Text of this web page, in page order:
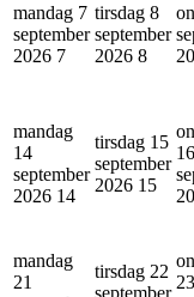
mandag 7
september
2026 7
tirsdag 8
september
2026 8
mandag
14
september
2026 14
tirsdag 15
september
2026 15
16
mandag
21
tirsdag 22
september
23